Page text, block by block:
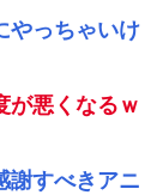
やっちゃいけ
が悪くなるｗ
謝すべきアニ